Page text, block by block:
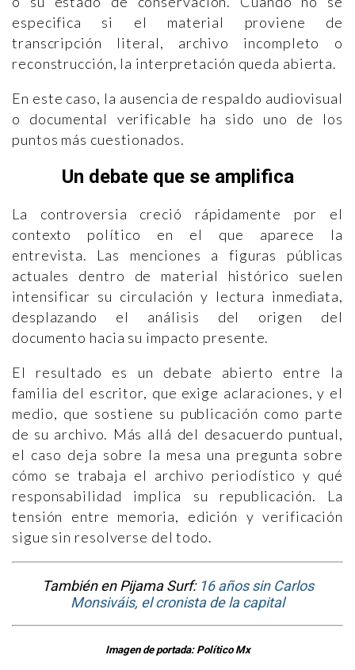
especifica si el material proviene de
transcripción literal, archivo incompleto o
reconstrucción, la interpretación queda abierta.
En este caso, la ausencia de respaldo audiovisual
o documental verificable ha sido uno de los
puntos más cuestionados.
Un debate que se amplifica
La controversia creció rápidamente por el
contexto político en el que aparece la
entrevista. Las menciones a figuras públicas
actuales dentro de material histórico suelen
intensificar su circulación y lectura inmediata,
desplazando el análisis del origen del
documento hacia su impacto presente.
El resultado es un debate abierto entre la
familia del escritor, que exige aclaraciones, y el
medio, que sostiene su publicación como parte
de su archivo. Más allá del desacuerdo puntual,
el caso deja sobre la mesa una pregunta sobre
cómo se trabaja el archivo periodístico y qué
responsabilidad implica su republicación. La
tensión entre memoria, edición y verificación
sigue sin resolverse del todo.
También en Pijama Surf: 16 años sin Carlos
Monsiváis, el cronista de la capital
Imagen de portada: Político Mx